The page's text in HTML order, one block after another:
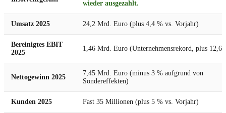
wieder ausgezahlt.
Umsatz 2025 24,2 Mrd. Euro (plus 4,4 % vs. Vorjahr)
Bereinigtes EBIT
2025
1,46 Mrd. Euro (Unternehmensrekord, plus 12,6
Nettogewinn 2025
7,45 Mrd. Euro (minus 3 % aufgrund von
Sondereffekten)
Kunden 2025 Fast 35 Millionen (plus 5 % vs. Vorjahr)